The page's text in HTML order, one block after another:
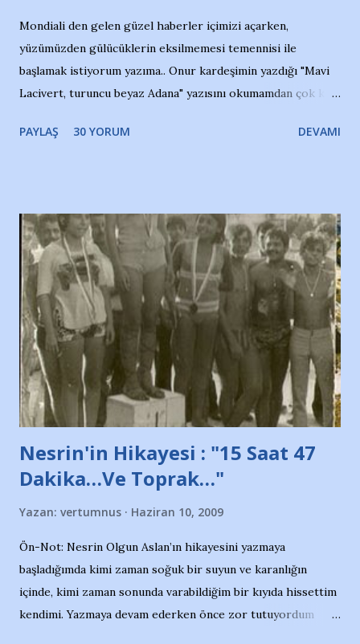
Mondiali den gelen güzel haberler içimizi açarken,
yüzümüzden gülücüklerin eksilmemesi temennisi ile
başlamak istiyorum yazıma.. Onur kardeşimin yazdığı "Mavi
Lacivert, turuncu beyaz Adana" yazısını okumamdan çok kısa
irkildim.. "Bursasporlu taraftarlar, İstanbul takımlarının
ve ürünlerini Bursa şehrinde görmek istemediklerini bir
protesto eylemiyle açıkladıklarını bildiriyordu.. Bu grup
adına açıklama yapan şahsı muhterem(!) ''Açık ve net olarak
söylüyoruz. Bu son uyarımızdır. Bunun yanısıra, bu takımlara
ait tanıtıcı ilanların asılmasına izin veren Bursa Büyükşehir
Belediyesi ile mağazaların bulunduğu alışveriş merkezlerini
de kınıyoruz'' diye de eklemiş .. Blogumuzda okuduğum bu
yazının hemen ardından bu habe...
PAYLAŞ 30 YORUM DEVAMI
Nesrin'in Hikayesi : "15 Saat 47
Dakika…Ve Toprak…"
Yazan: vertumnus Haziran 10, 2009
Ön-Not: Nesrin Olgun Aslan’ın hikayesini yazmaya
başladığımda kimi zaman soğuk bir suyun ve karanlığın
içinde, kimi zaman sonunda varabildiğim bir kıyıda hissettim
kendimi. Yazmaya devam ederken önce zor tutuyordum